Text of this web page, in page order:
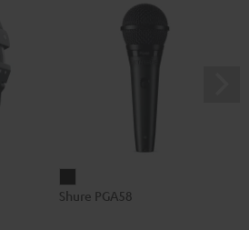
PGA58
Shure PGA58